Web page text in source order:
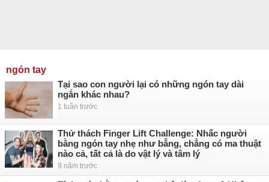
ngón tay
Tại sao con người lại có những ngón tay dài
ngắn khác nhau?
1 tuần trước
Thử thách Finger Lift Challenge: Nhấc người
bằng ngón tay nhẹ như bẫng, chẳng có ma thuật
nào cả, tất cả là do vật lý và tâm lý
9 năm trước